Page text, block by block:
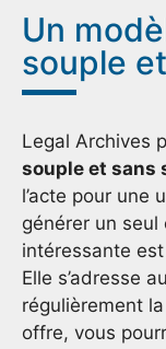
Un
souple
Legal Archives
souple et sans
l’acte pour une
générer un seul
intéressante est
Elle s’adresse
régulièrement
offre, vous